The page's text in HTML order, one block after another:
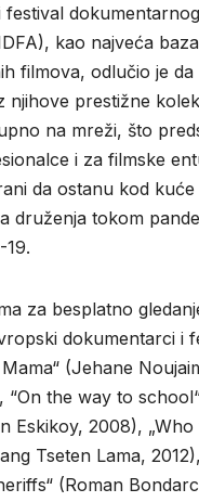
festival
kao najveća baza
filmova, odlučio je
njihove prestižne
na mreži, što
i za filmske
da ostanu kod kuće
druženja tokom
19.
za besplatno
dokumentarci i
(Jehane
“On the way to
Eskikoy, 2008),
Tseten Lama, 2012),
(Roman